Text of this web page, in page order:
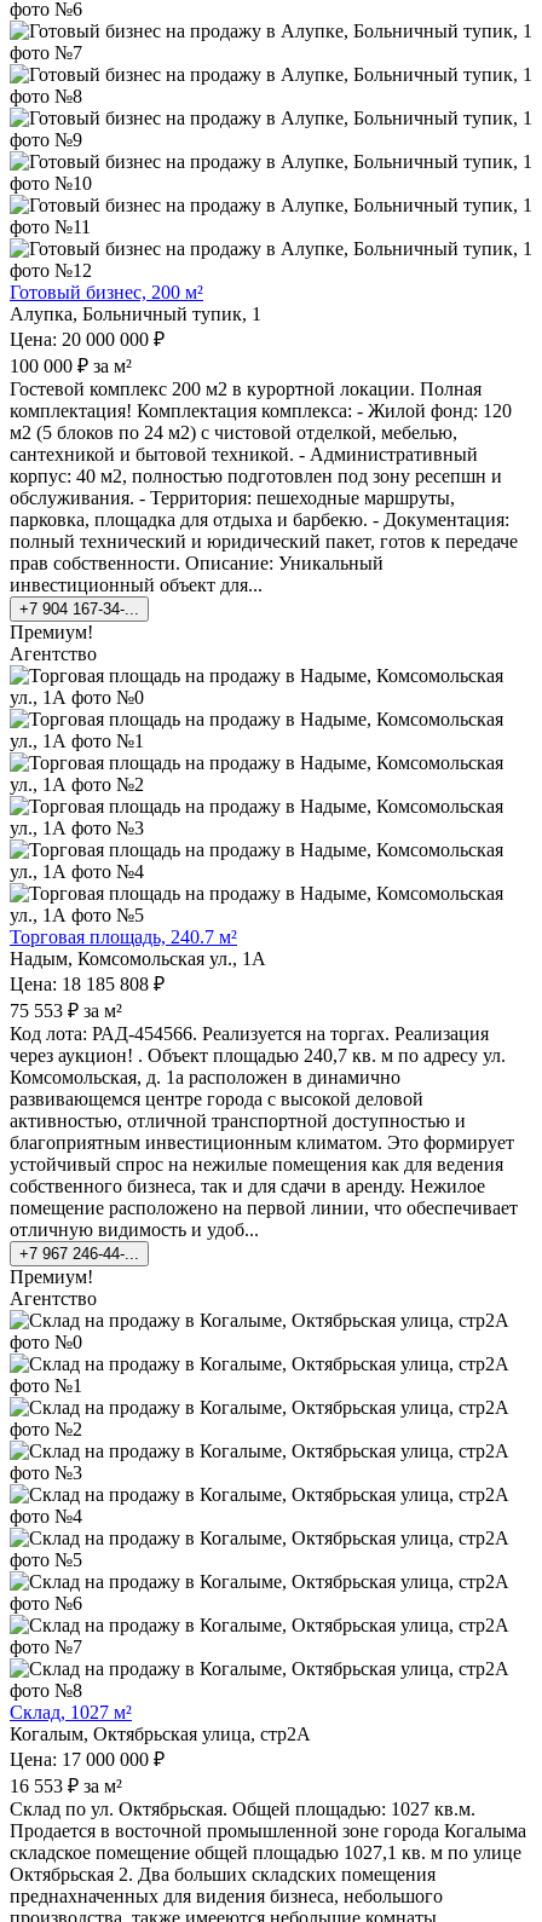
Готовый бизнес, 200 м²
Алупка, Больничный тупик, 1
Цена: 20 000 000 ₽
100 000 ₽ за м²
Гостевой комплекс 200 м2 в курортной локации. Полная
комплектация! Комплектация комплекса: - Жилой фонд: 120
м2 (5 блоков по 24 м2) с чистовой отделкой, мебелью,
сантехникой и бытовой техникой. - Административный
корпус: 40 м2, полностью подготовлен под зону ресепшн и
обслуживания. - Территория: пешеходные маршруты,
парковка, площадка для отдыха и барбекю. - Документация:
полный технический и юридический пакет, готов к передаче
прав собственности. Описание: Уникальный
инвестиционный объект для...
+7 904 167-34-...
Премиум!
Агентство
Торговая площадь, 240.7 м²
Надым, Комсомольская ул., 1А
Цена: 18 185 808 ₽
75 553 ₽ за м²
Код лота: РАД-454566. Реализуется на торгах. Реализация
через аукцион! . Объект площадью 240,7 кв. м по адресу ул.
Комсомольская, д. 1а расположен в динамично
развивающемся центре города с высокой деловой
активностью, отличной транспортной доступностью и
благоприятным инвестиционным климатом. Это формирует
устойчивый спрос на нежилые помещения как для ведения
собственного бизнеса, так и для сдачи в аренду. Нежилое
помещение расположено на первой линии, что обеспечивает
отличную видимость и удоб...
+7 967 246-44-...
Премиум!
Агентство
Склад, 1027 м²
Когалым, Октябрьская улица, стр2А
Цена: 17 000 000 ₽
16 553 ₽ за м²
Склад по ул. Октябрьская. Общей площадью: 1027 кв.м.
Продается в восточной промышленной зоне города Когалыма
складское помещение общей площадью 1027,1 кв. м по улице
Октябрьская 2. Два больших складских помещения
преднахначенных для видения бизнеса, небольшого